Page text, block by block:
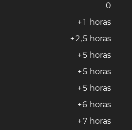
0
+ 1 horas
+2,5 horas
+5 horas
+5 horas
+5 horas
+6 horas
+7 horas